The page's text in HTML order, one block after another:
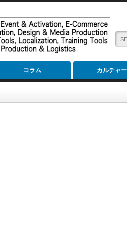
コラム カルチャー